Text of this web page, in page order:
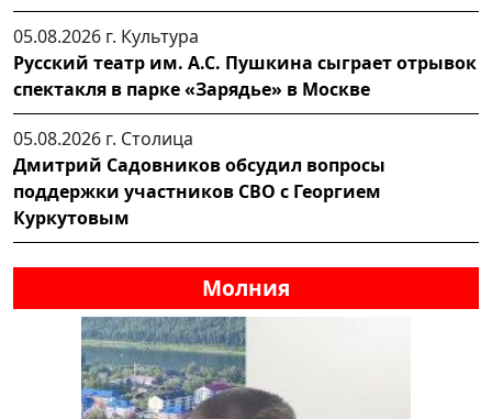
05.08.2026 г. Культура
Русский театр им. А.С. Пушкина сыграет отрывок
спектакля в парке «Зарядье» в Москве
05.08.2026 г. Столица
Дмитрий Садовников обсудил вопросы
поддержки участников СВО с Георгием
Куркутовым
Молния